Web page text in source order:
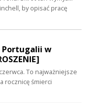
by opisać pracę
Portugalii w
To najważniejsze
rocznicę śmierci